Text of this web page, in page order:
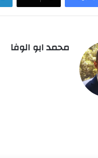
محمد ابو الوفا